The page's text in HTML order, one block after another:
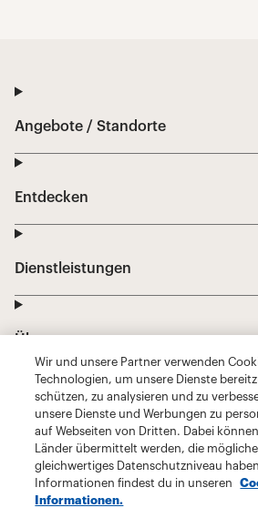
Wir und unsere Partner verwenden
Technologien, um unsere Dienste
schützen, zu analysieren und zu
unsere Dienste und Werbungen zu
auf Webseiten von Dritten. Dabei
Länder übermittelt werden, die
gleichwertiges Datenschutzniveau
Informationen findest du in unseren
Informationen.